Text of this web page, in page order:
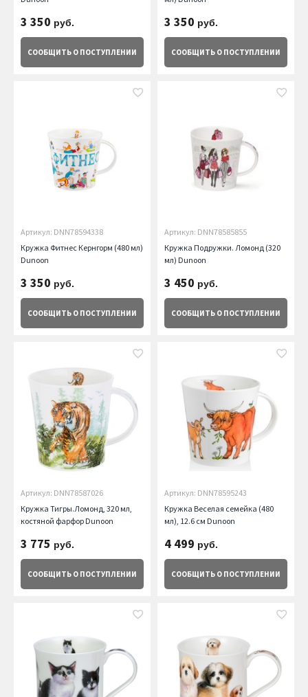
3 350 руб.
СООБЩИТЬ О ПОСТУПЛЕНИИ
3 350 руб.
СООБЩИТЬ О ПОСТУПЛЕНИИ
Артикул: DNN78594338
Кружка Фитнес Кернгорм (480 мл)
Dunoon
3 350 руб.
СООБЩИТЬ О ПОСТУПЛЕНИИ
Артикул: DNN78585855
Кружка Подружки. Ломонд (320
мл) Dunoon
3 450 руб.
СООБЩИТЬ О ПОСТУПЛЕНИИ
Артикул: DNN78587026
Кружка Тигры.Ломонд, 320 мл,
костяной фарфор Dunoon
3 775 руб.
СООБЩИТЬ О ПОСТУПЛЕНИИ
Артикул: DNN78595243
Кружка Веселая семейка (480
мл), 12.6 см Dunoon
4 499 руб.
СООБЩИТЬ О ПОСТУПЛЕНИИ